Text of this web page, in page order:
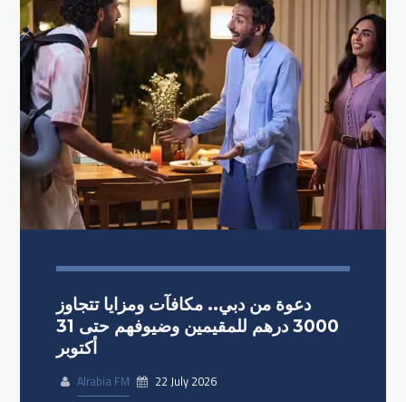
دعوة من دبي.. مكافآت ومزايا تتجاوز
3000 درهم للمقيمين وضيوفهم حتى 31
أكتوبر
Alrabia FM
22 July 2026